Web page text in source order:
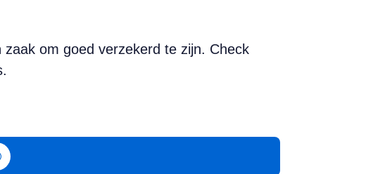
om goed verzekerd te zijn. Check
e-mailvia WhatsApp